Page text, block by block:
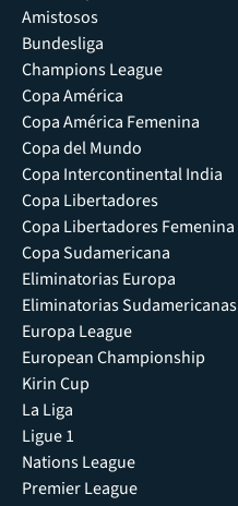
Amistosos
Bundesliga
Champions League
Copa América
Copa América Femenina
Copa del Mundo
Copa Intercontinental India
Copa Libertadores
Copa Libertadores Femenina
Copa Sudamericana
Eliminatorias Europa
Eliminatorias Sudamericanas
Europa League
European Championship
Kirin Cup
La Liga
Ligue 1
Nations League
Premier League